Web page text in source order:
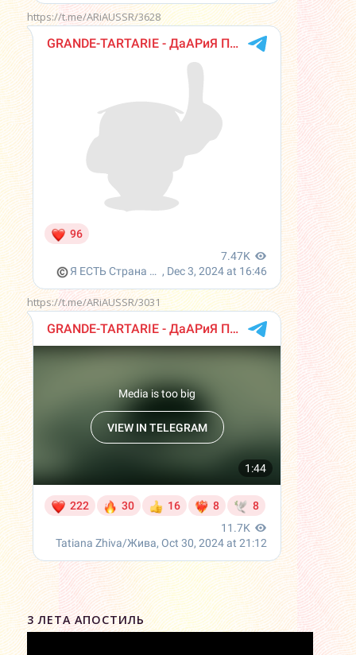
https://t.me/ARiAUSSR/3628
https://t.me/ARiAUSSR/3031
3 ЛЕТА АПОСТИЛЬ